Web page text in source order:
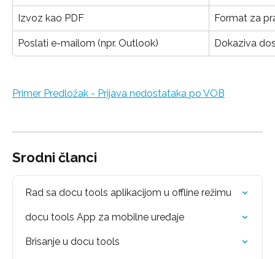
Izvoz kao PDF Format za
Poslati e-mailom (npr. Outlook) Dokaziva
Primer Predložak - Prijavа nedostataka po VOB
Srodni članci
Rad sa docu tools aplikacijom u offline režimu
docu tools App za mobilne uređaje
Brisanje u docu tools